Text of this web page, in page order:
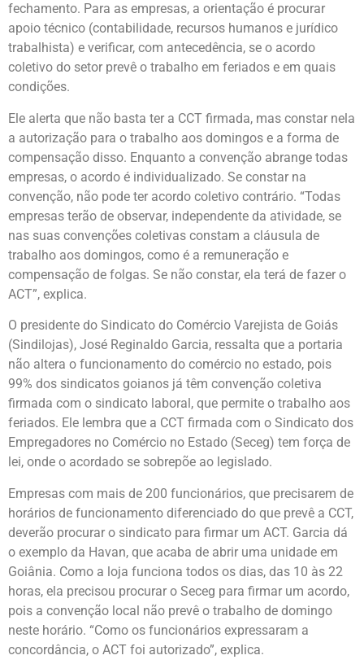
fechamento. Para as empresas, a orientação é procurar
apoio técnico (contabilidade, recursos humanos e jurídico
trabalhista) e verificar, com antecedência, se o acordo
coletivo do setor prevê o trabalho em feriados e em quais
condições.
Ele alerta que não basta ter a CCT firmada, mas constar nela
a autorização para o trabalho aos domingos e a forma de
compensação disso. Enquanto a convenção abrange todas
empresas, o acordo é individualizado. Se constar na
convenção, não pode ter acordo coletivo contrário. “Todas
empresas terão de observar, independente da atividade, se
nas suas convenções coletivas constam a cláusula de
trabalho aos domingos, como é a remuneração e
compensação de folgas. Se não constar, ela terá de fazer o
ACT”, explica.
O presidente do Sindicato do Comércio Varejista de Goiás
(Sindilojas), José Reginaldo Garcia, ressalta que a portaria
não altera o funcionamento do comércio no estado, pois
99% dos sindicatos goianos já têm convenção coletiva
firmada com o sindicato laboral, que permite o trabalho aos
feriados. Ele lembra que a CCT firmada com o Sindicato dos
Empregadores no Comércio no Estado (Seceg) tem força de
lei, onde o acordado se sobrepõe ao legislado.
Empresas com mais de 200 funcionários, que precisarem de
horários de funcionamento diferenciado do que prevê a CCT,
deverão procurar o sindicato para firmar um ACT. Garcia dá
o exemplo da Havan, que acaba de abrir uma unidade em
Goiânia. Como a loja funciona todos os dias, das 10 às 22
horas, ela precisou procurar o Seceg para firmar um acordo,
pois a convenção local não prevê o trabalho de domingo
neste horário. “Como os funcionários expressaram a
concordância, o ACT foi autorizado”, explica.